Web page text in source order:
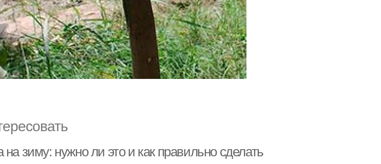
на зиму: нужно ли это и как правильно сделать